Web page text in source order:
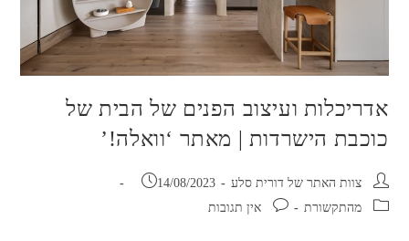
אדריכלות ועיצוב הפנים של הבית של
כוכבת הישרדות | מאתר ‘וואלה!’
מחבר:צוות האתר של דורית סלע פורסם:
14/08/2023
קטגוריה:מהתקשורת תגובות:אין תגובות